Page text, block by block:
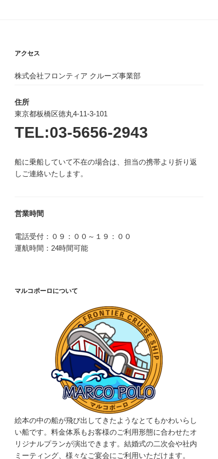
アクセス
株式会社フロンティア クルーズ事業部
住所
東京都板橋区徳丸4-11-3-101
TEL:03-5656-2943
船に乗船していて不在の場合は、担当の携帯より折り返
しご連絡いたします。
営業時間
電話受付：０９：００～１９：００
運航時間：24時間可能
マルコポーロについて
絵本の中の船が飛び出してきたようなとてもかわいらし
い船です。料金体系もお客様のご利用形態に合わせたオ
リジナルプランが演出できます。結婚式の二次会や社内
ミーティング、様々なご宴会にご利用いただけます。